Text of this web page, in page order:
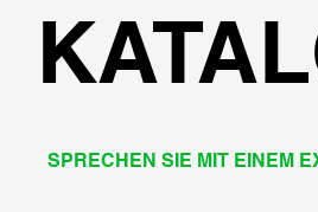
SPRECHEN SIE MIT EINEM